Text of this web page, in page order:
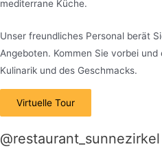
mediterrane Küche.
Unser freundliches Personal berät
Angeboten. Kommen Sie vorbei
Kulinarik und des Geschmacks.
Virtuelle Tour
@restaurant_sunnezirkel